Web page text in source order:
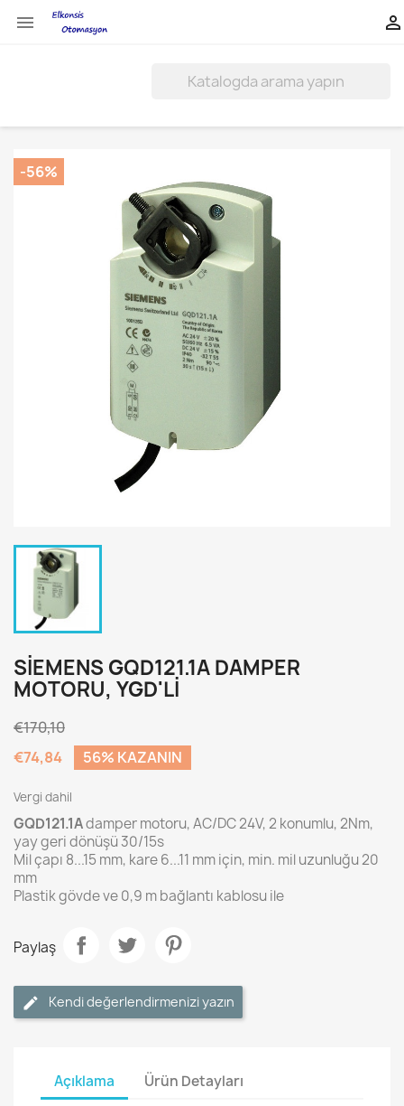
 
-56%
SIEMENS GQD121.1A DAMPER
MOTORU, YGD'LI
€170,10
€74,84
56% KAZANIN
Vergi dahil
GQD121.1Adamper motoru, AC/DC 24V, 2 konumlu, 2Nm,
yay geri dönüşü 30/15s
Mil çapı 8...15 mm, kare 6...11 mm için, min. mil uzunluğu 20
mm
Plastik gövde ve 0,9 m bağlantı kablosu ile
Paylaş
Kendi değerlendirmenizi yazın
Açıklama Ürün Detayları